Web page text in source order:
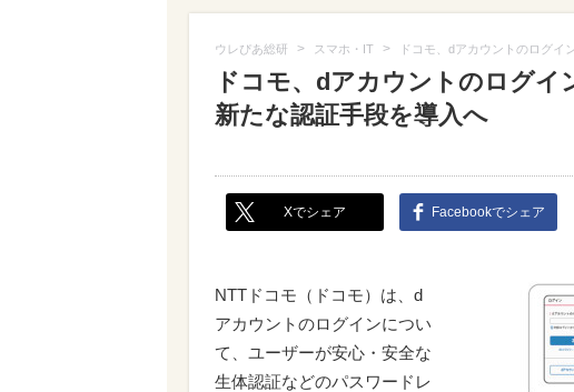
ウレぴあ総研 > スマホ・IT > ドコモ、dアカウントのログイ
ドコモ、dアカウントのログ
新たな認証手段を導入へ
Xでシェア Facebookでシェア
NTTドコモ（ドコモ）は、d
アカウントのログインについ
て、ユーザーが安心・安全な
生体認証などのパスワードレ